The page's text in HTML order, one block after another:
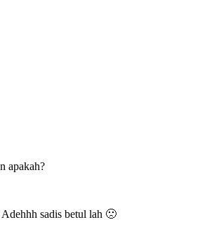
apakah?
sadis betul lah 🙁